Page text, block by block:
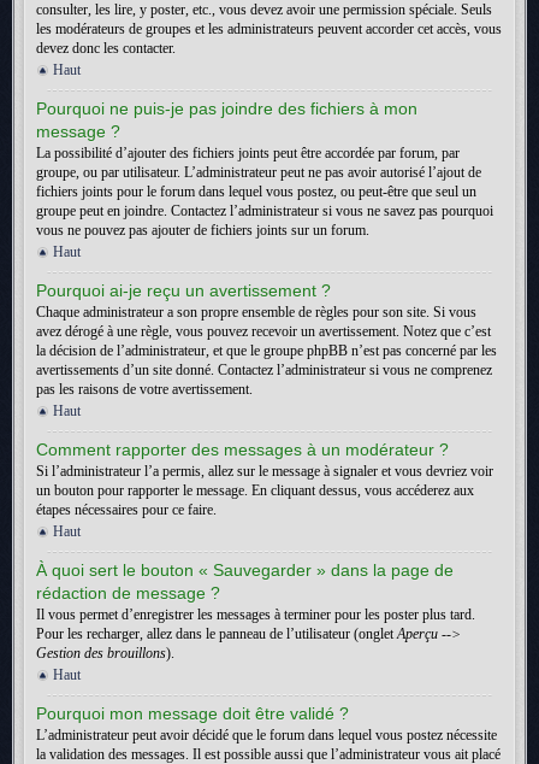
consulter, les lire, y poster, etc., vous devez avoir une permission spéciale. Seuls
les modérateurs de groupes et les administrateurs peuvent accorder cet accès, vous
devez donc les contacter.
Haut
Pourquoi ne puis-je pas joindre des fichiers à mon
message ?
La possibilité d’ajouter des fichiers joints peut être accordée par forum, par
groupe, ou par utilisateur. L’administrateur peut ne pas avoir autorisé l’ajout de
fichiers joints pour le forum dans lequel vous postez, ou peut-être que seul un
groupe peut en joindre. Contactez l’administrateur si vous ne savez pas pourquoi
vous ne pouvez pas ajouter de fichiers joints sur un forum.
Haut
Pourquoi ai-je reçu un avertissement ?
Chaque administrateur a son propre ensemble de règles pour son site. Si vous
avez dérogé à une règle, vous pouvez recevoir un avertissement. Notez que c’est
la décision de l’administrateur, et que le groupe phpBB n’est pas concerné par les
avertissements d’un site donné. Contactez l’administrateur si vous ne comprenez
pas les raisons de votre avertissement.
Haut
Comment rapporter des messages à un modérateur ?
Si l’administrateur l’a permis, allez sur le message à signaler et vous devriez voir
un bouton pour rapporter le message. En cliquant dessus, vous accéderez aux
étapes nécessaires pour ce faire.
Haut
À quoi sert le bouton « Sauvegarder » dans la page de
rédaction de message ?
Il vous permet d’enregistrer les messages à terminer pour les poster plus tard.
Pour les recharger, allez dans le panneau de l’utilisateur (ongletAperçu -->
Gestion des brouillons).
Haut
Pourquoi mon message doit être validé ?
L’administrateur peut avoir décidé que le forum dans lequel vous postez nécessite
la validation des messages. Il est possible aussi que l’administrateur vous ait placé